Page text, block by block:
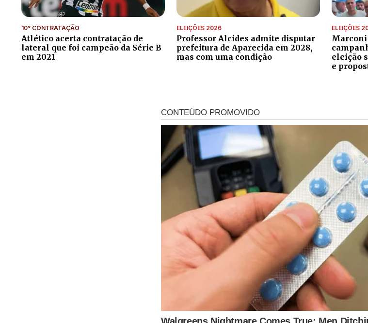
10° CONTRATAÇÃO
Atlético acerta contratação de
lateral que foi campeão da Série B
em 2021
ELEIÇÕES 2026
Professor Alcides admite disputar
prefeitura de Aparecida em 2028,
mas com uma condição
ELEIÇÕES
Marconi
eleição
e